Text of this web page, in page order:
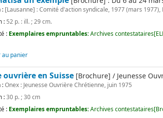
: [Lausanne] : Comité d'action syndicale, 1977 (mars
: 52 p. : ill. ; 29 cm.
: Exemplaires empruntables:Archives
au panier
ouvrière en Suisse [Brochure] / Jeunesse
:Onex : Jeunesse Ouvrière Chrétienne, juin 1975
:30 p. ; 30 cm
: Exemplaires empruntables:Archives